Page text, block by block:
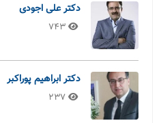
دکتر علی اجودی
743
دکتر ابراهیم پوراکبر
237